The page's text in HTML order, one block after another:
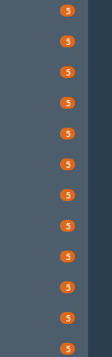
5
5
5
5
5
5
5
5
5
5
5
5